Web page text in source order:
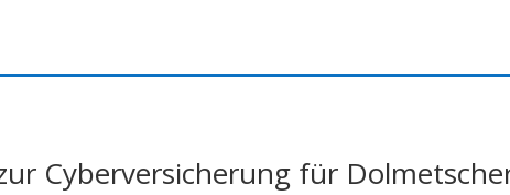
Cyberversicherung für